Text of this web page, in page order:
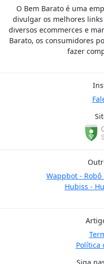
O Bem Barato é uma
divulgar os melhores
diversos ecommerces e
Barato, os consumidores
fazer
Wappbot -
Hubiss -
Política
Siga